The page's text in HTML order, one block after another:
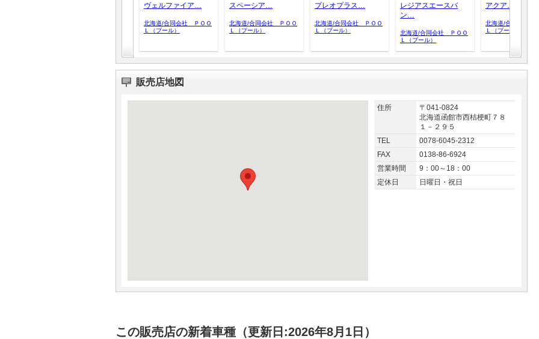
ヴェルファイア…
北海道/合同会社 ＰＯＯ
Ｌ（プール）
スペーシア…
北海道/合同会社 ＰＯＯ
Ｌ（プール）
プレオプラス…
北海道/合同会社 ＰＯＯ
Ｌ（プール）
レジアスエースバ
ン…
北海道/合同会社 ＰＯＯ
Ｌ（プール）
アクア…
北海道/合同会社 Ｐ
Ｌ（プール）
販売店地図
住所
〒041-0824
北海道函館市西桔梗町７８
１－２９５
TEL
0078-6045-2312
FAX
0138-86-6924
営業時間
9：00～18：00
定休日
日曜日・祝日
この販売店の新着車種（更新日:2026年8月1日）